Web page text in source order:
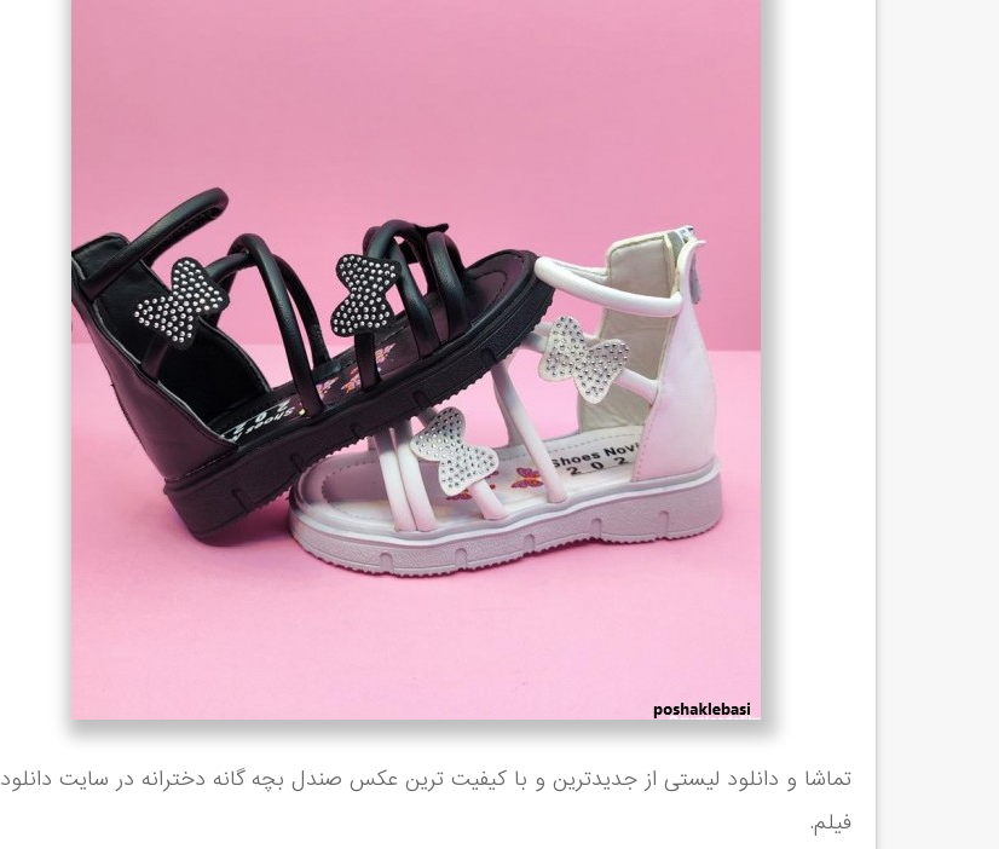
تماشا و دانلود لیستی از جدیدترین و با کیفیت ترین عکس صندل بچه گانه دخترانه در سایت دانلود
فیلم.